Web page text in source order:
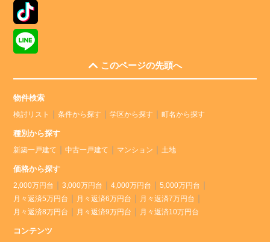
このページの先頭へ
物件検索
検討リスト 条件から探す 学区から探す 町名から探す
種別から探す
新築一戸建て 中古一戸建て マンション 土地
価格から探す
2,000万円台 3,000万円台 4,000万円台
5,000万円台
月々返済5万円台
月々返済6万円台
月々返済7万円台
月々返済8万円台
月々返済9万円台 月々返済10万円台
コンテンツ